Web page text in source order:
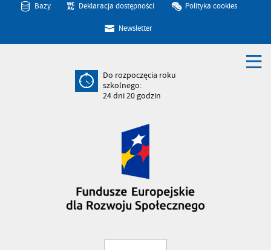
Bazy Deklaracja dostępności Polityka cookies
Newsletter
Do rozpoczęcia roku
szkolnego:
24dni20godzin